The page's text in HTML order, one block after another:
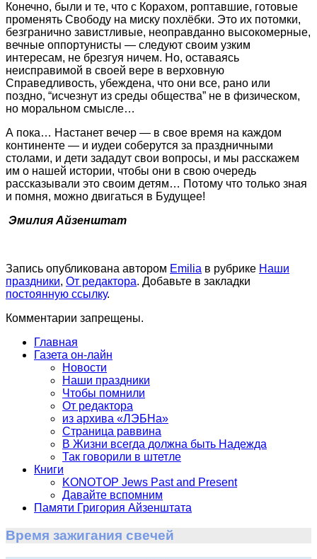
Конечно, были и те, что с Корахом, роптавшие, готовые
променять Свободу на миску похлёбки. Это их потомки,
безгранично завистливые, неоправданно высокомерные,
вечные оппортунисты — следуют своим узким
интересам, не брезгуя ничем. Но, оставаясь
неисправимой в своей вере в верховную
Справедливость, убеждена, что они все, рано или
поздно, “исчезнут из среды общества” не в физическом,
но моральном смысле…
А пока… Настанет вечер — в свое время на каждом
континенте — и иудеи соберутся за праздничными
столами, и дети зададут свои вопросы, и мы расскажем
им о нашей истории, чтобы они в свою очередь
рассказывали это своим детям… Потому что только зная
и помня, можно двигаться в Будущее!
Эмилия Айзенштат
Запись опубликована автором Emilia в рубрике Наши
праздники, От редактора. Добавьте в закладки
постоянную ссылку.
Комментарии запрещены.
Главная
Газета он-лайн
Новости
Наши праздники
Чтобы помнили
От редактора
из архива «ЛЭБНа»
Страница раввина
В Жизни всегда должна быть Надежда
Так говорили в штетле
Книги
KONOTOP Jews Past and Present
Давайте вспомним
Памяти Григория Айзенштата
Время зажигания свечей